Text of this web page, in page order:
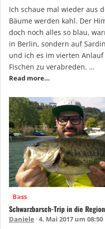
Ich schaue mal wieder aus
Bäume werden kahl. Der
doch noch alles so blau,
in Berlin, sondern auf
und ich es im vierten
Fischen zu verabreden. …
Read more…
Bass
Schwarzbarsch-Trip in die
Daniele 4. Mai 2017 um 08:50